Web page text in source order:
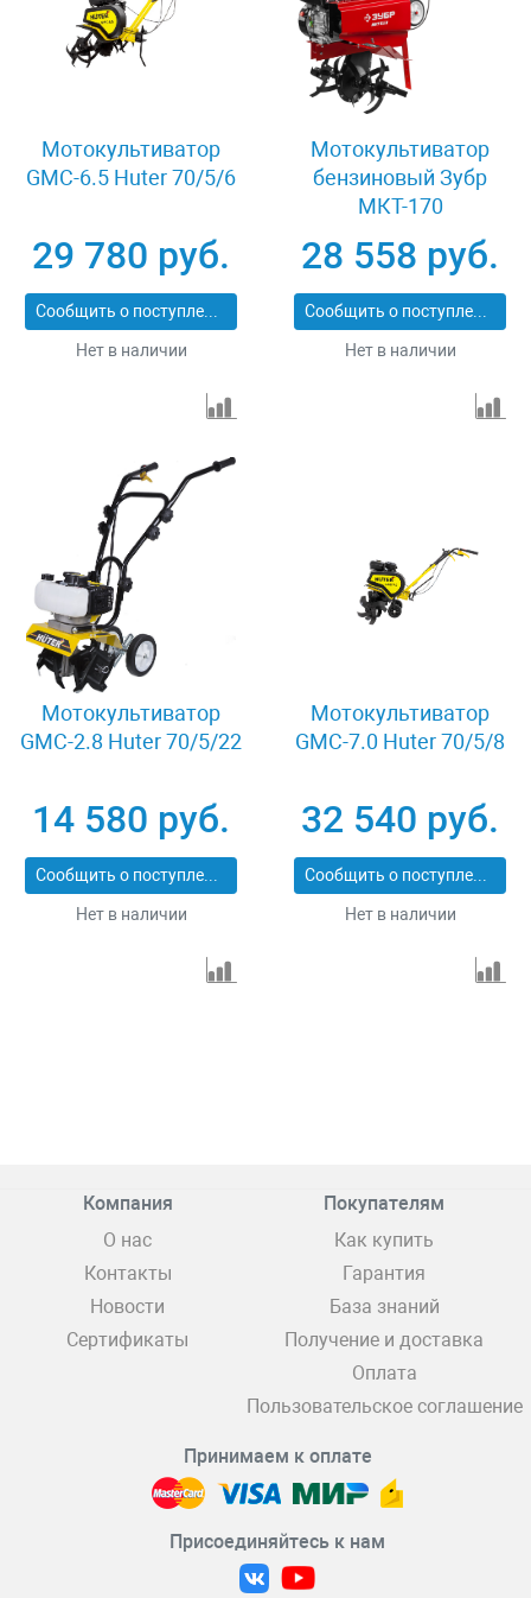
Мотокультиватор
GMC-6.5 Huter 70/5/6
29 780 руб.
Сообщить о поступлении
Нет в наличии
Мотокультиватор
бензиновый Зубр
МКТ-170
28 558 руб.
Сообщить о поступлении
Нет в наличии
Мотокультиватор
GMC-2.8 Huter 70/5/22
14 580 руб.
Сообщить о поступлении
Нет в наличии
Мотокультиватор
GMC-7.0 Huter 70/5/8
32 540 руб.
Сообщить о поступлении
Нет в наличии
Компания
О нас
Контакты
Новости
Сертификаты
Покупателям
Как купить
Гарантия
База знаний
Получение и доставка
Оплата
Пользовательское соглашение
Принимаем к оплате
Присоединяйтесь к нам